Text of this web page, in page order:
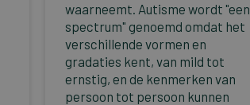
waarneemt. Autisme wordt "een
spectrum" genoemd omdat het
verschillende vormen en
gradaties kent, van mild tot
ernstig, en de kenmerken van
persoon tot persoon kunnen